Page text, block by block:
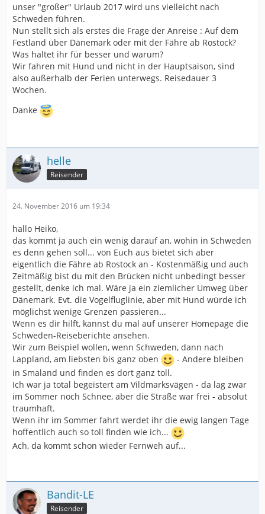
unser "großer" Urlaub 2017 wird uns vielleicht nach
Schweden führen.
Nun stellt sich als erstes die Frage der Anreise : Auf dem
Festland über Dänemark oder mit der Fähre ab Rostock?
Was haltet ihr für besser und warum?
Wir fahren mit Hund und nicht in der Hauptsaison, sind
also außerhalb der Ferien unterwegs. Reisedauer 3
Wochen.
Danke
helle
Reisender
24. November 2016 um 19:34
hallo Heiko,
das kommt ja auch ein wenig darauf an, wohin in Schweden
es denn gehen soll... von Euch aus bietet sich aber
eigentlich die Fähre ab Rostock an - Kostenmäßig und auch
Zeitmäßig bist du mit den Brücken nicht unbedingt besser
gestellt, denke ich mal. Wäre ja ein ziemlicher Umweg über
Dänemark. Evt. die Vogelfluglinie, aber mit Hund würde ich
möglichst wenige Grenzen passieren...
Wenn es dir hilft, kannst du mal auf unserer Homepage die
Schweden-Reiseberichte ansehen.
Wir zum Beispiel wollen, wenn Schweden, dann nach
Lappland, am liebsten bis ganz oben
- Andere bleiben
in Smaland und finden es dort ganz toll.
Ich war ja total begeistert am Vildmarksvägen - da lag zwar
im Sommer noch Schnee, aber die Straße war frei - absolut
traumhaft.
Wenn ihr im Sommer fahrt werdet ihr die ewig langen Tage
hoffentlich auch so toll finden wie ich...
Ach, da kommt schon wieder Fernweh auf...
Bandit-LE
Reisender